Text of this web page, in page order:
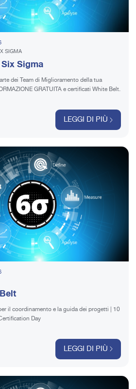
SIGMA
Sigma
dei Team di Miglioramento della tua
GRATUITA e certificati White Belt.
LEGGI DI PIÙ
il coordinamento e la guida dei progetti | 10
Day
LEGGI DI PIÙ